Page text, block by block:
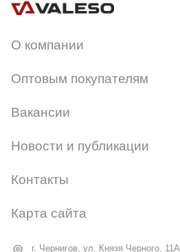
О компании
Оптовым покупателям
Вакансии
Новости и публикации
Контакты
Карта сайта
г. Чернигов, ул. Князя Черного, 11А